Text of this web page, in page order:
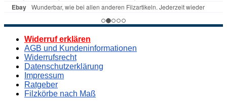
Widerruf erklären
AGB und Kundeninformationen
Widerrufsrecht
Datenschutzerklärung
Impressum
Ratgeber
Filzkörbe nach Maß